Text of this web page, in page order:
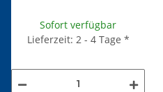
Sofort verfügbar
Lieferzeit: 2 - 4 Tage *